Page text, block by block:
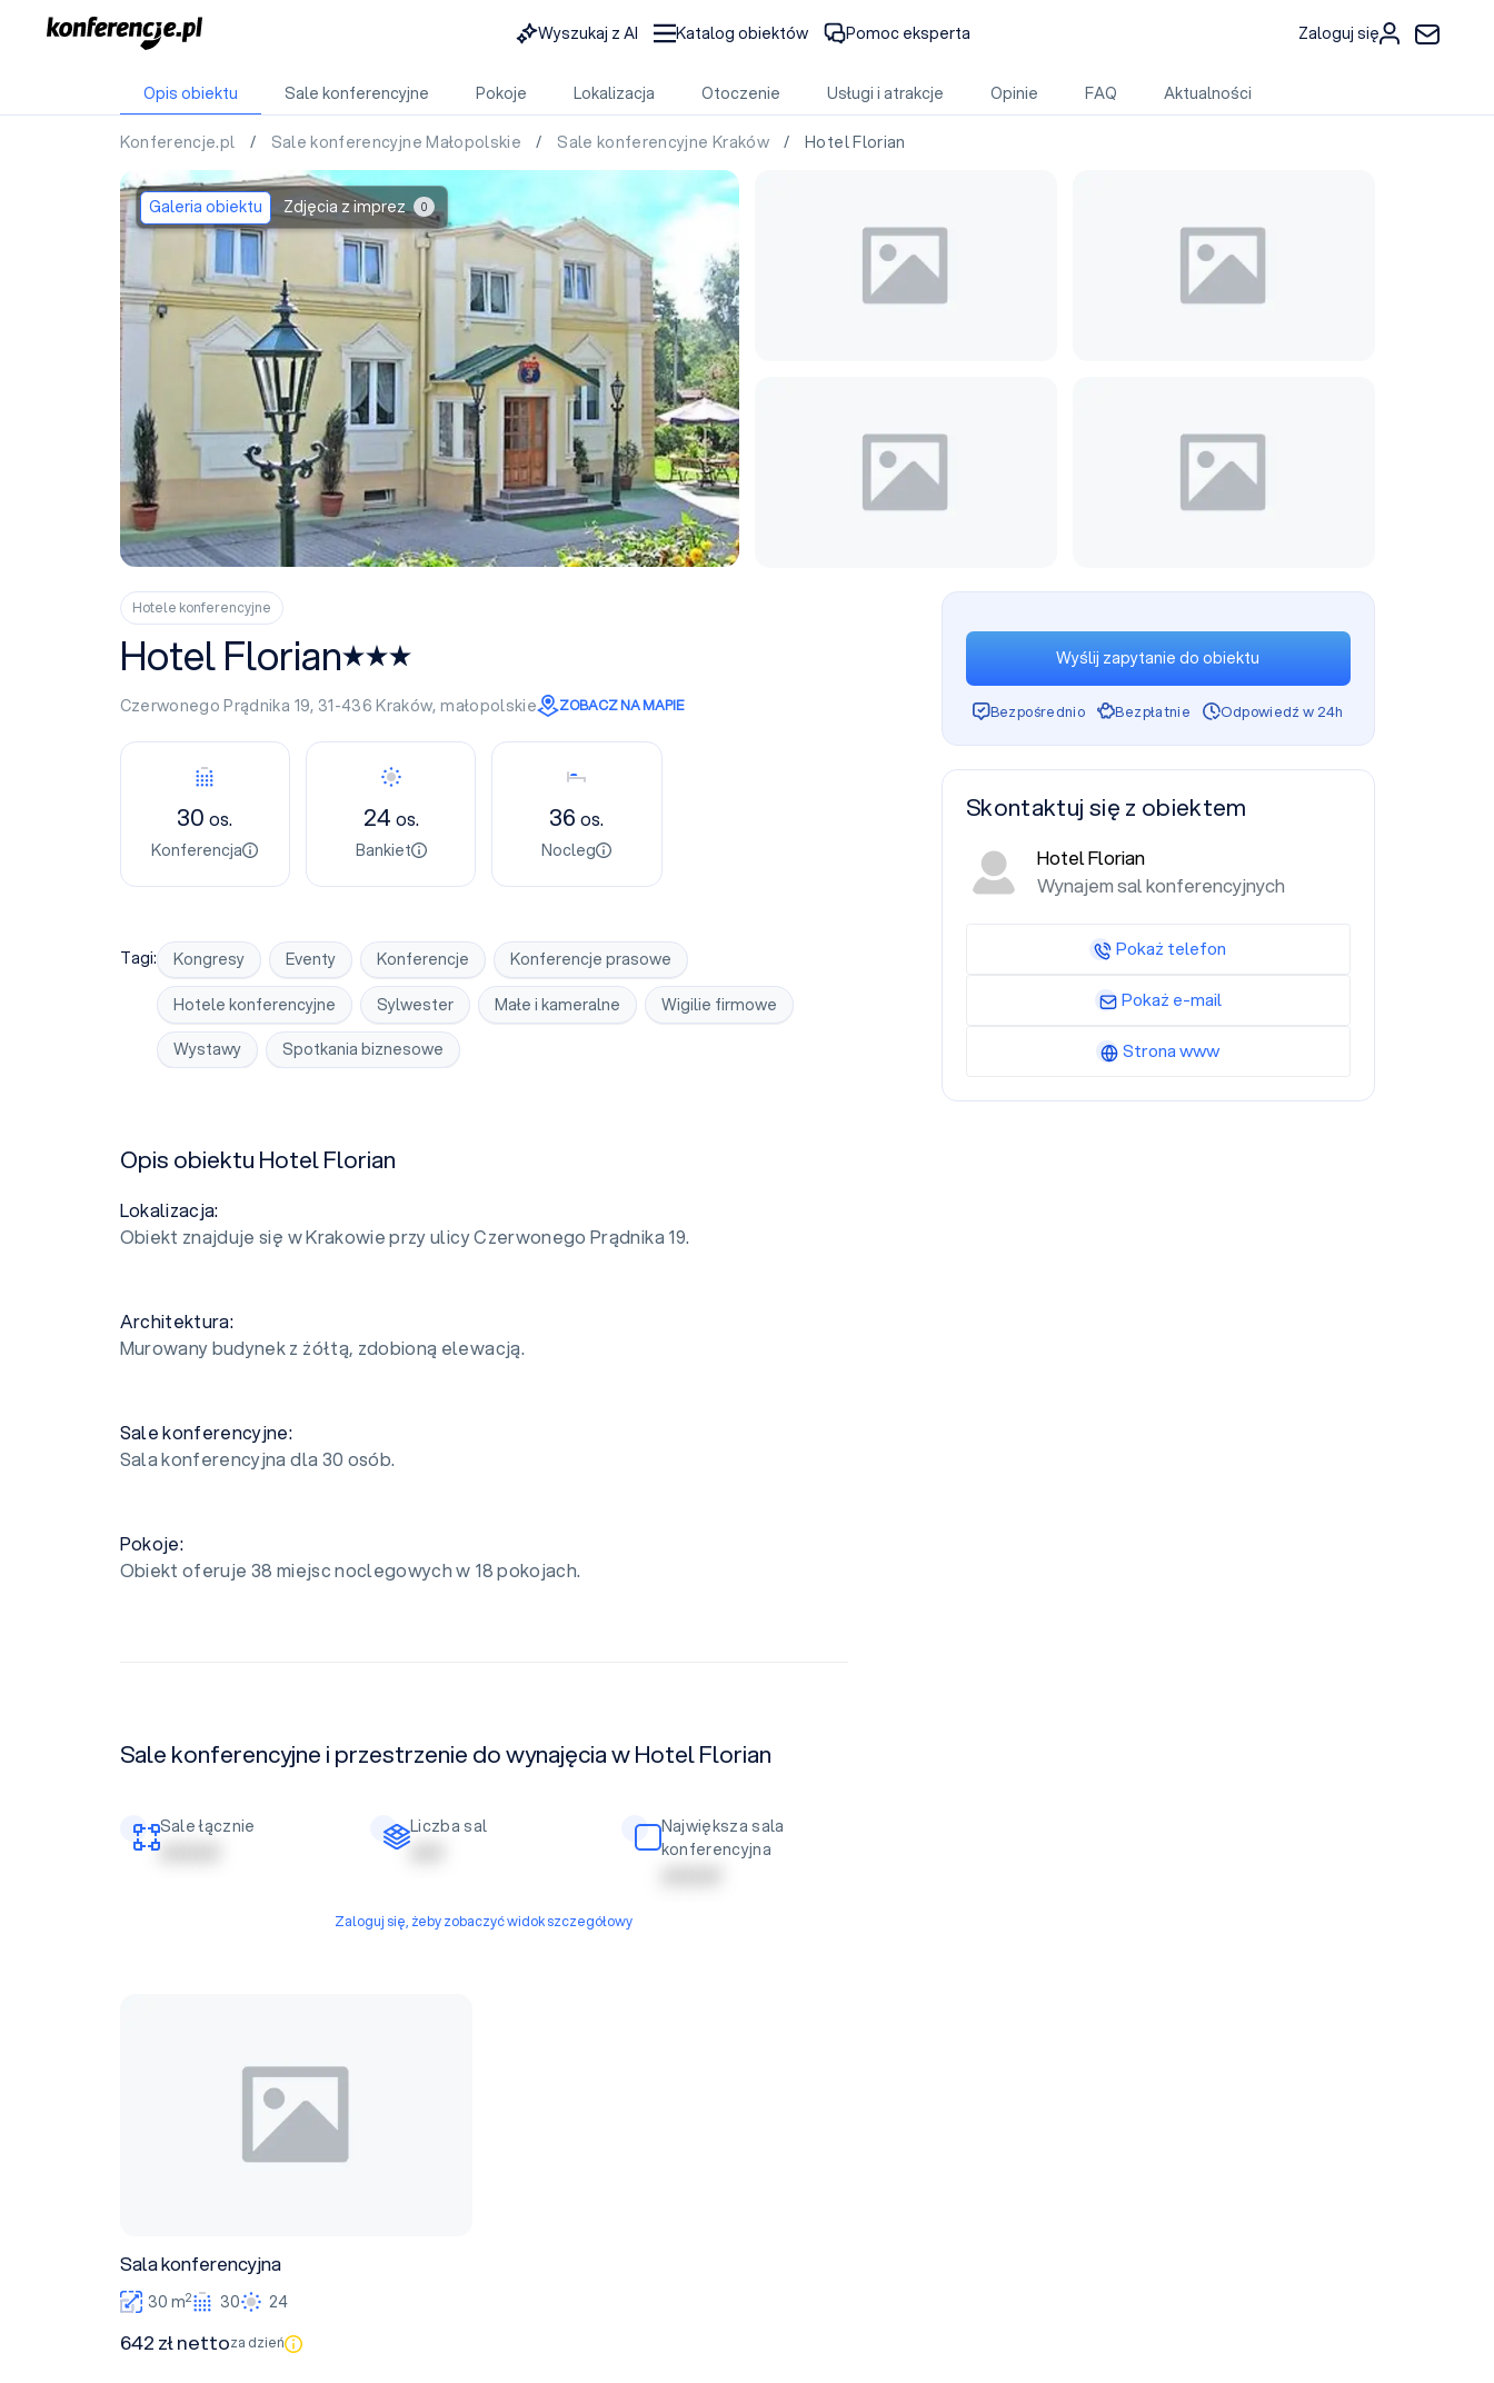
Wyszukaj z AI Katalog obiektów Pomoc eksperta Zaloguj się
Opis obiektu Sale konferencyjne Pokoje Lokalizacja Otoczenie Usługi i atrakcje Opinie FAQ Aktualności
Konferencje.pl / Sale konferencyjne Małopolskie / Sale konferencyjne Kraków / Hotel Florian
Galeria obiektu Zdjęcia z imprez 0
Hotele konferencyjne
Hotel Florian
Czerwonego Prądnika 19, 31-436Kraków,małopolskie ZOBACZ NA MAPIE
Konferencja
30os.
Konferencja
Bankiet
24 os.
Bankiet
Nocleg
36os.
Nocleg
Tagi: Kongresy Eventy Konferencje Konferencje prasowe
Hotele konferencyjne Sylwester Małe i kameralne Wigilie firmowe
Wystawy Spotkania biznesowe
Opis obiektu Hotel Florian
Lokalizacja:
Obiekt znajduje się w Krakowie przy ulicy Czerwonego Prądnika 19.
Architektura:
Murowany budynek z żółtą, zdobioną elewacją.
Sale konferencyjne:
Sala konferencyjna dla 30 osób.
Pokoje:
Obiekt oferuje 38 miejsc noclegowych w 18 pokojach.
Sale konferencyjne i przestrzenie do wynajęcia w Hotel Florian
Sale łącznie
| | | | | | | | |
Liczba sal
Największa sala
konferencyjna
Zaloguj się, żeby zobaczyć widok szczegółowy
Sala konferencyjna
30 m2 30 24
642 zł nettoza dzień
Wyślij zapytanie do obiektu
Bezpośrednio Bezpłatnie Odpowiedź w 24h
Skontaktuj się z obiektem
Hotel Florian
Wynajem sal konferencyjnych
Pokaż telefon
Pokaż e-mail
Strona www